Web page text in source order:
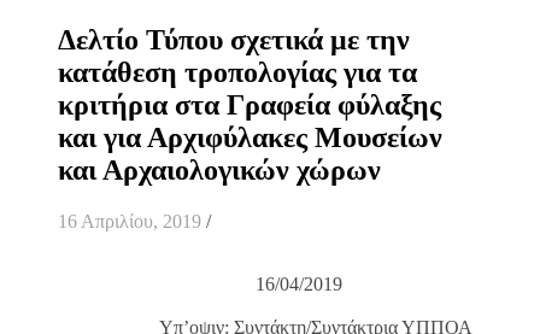
Δελτίο Τύπου σχετικά με την
κατάθεση τροπολογίας για τα
κριτήρια στα Γραφεία φύλαξης
και για Αρχιφύλακες Μουσείων
και Αρχαιολογικών χώρων
16 Απριλίου, 2019 /
16/04/2019
Υπ’οψιν: Συντάκτη/Συντάκτρια ΥΠΠΟΑ